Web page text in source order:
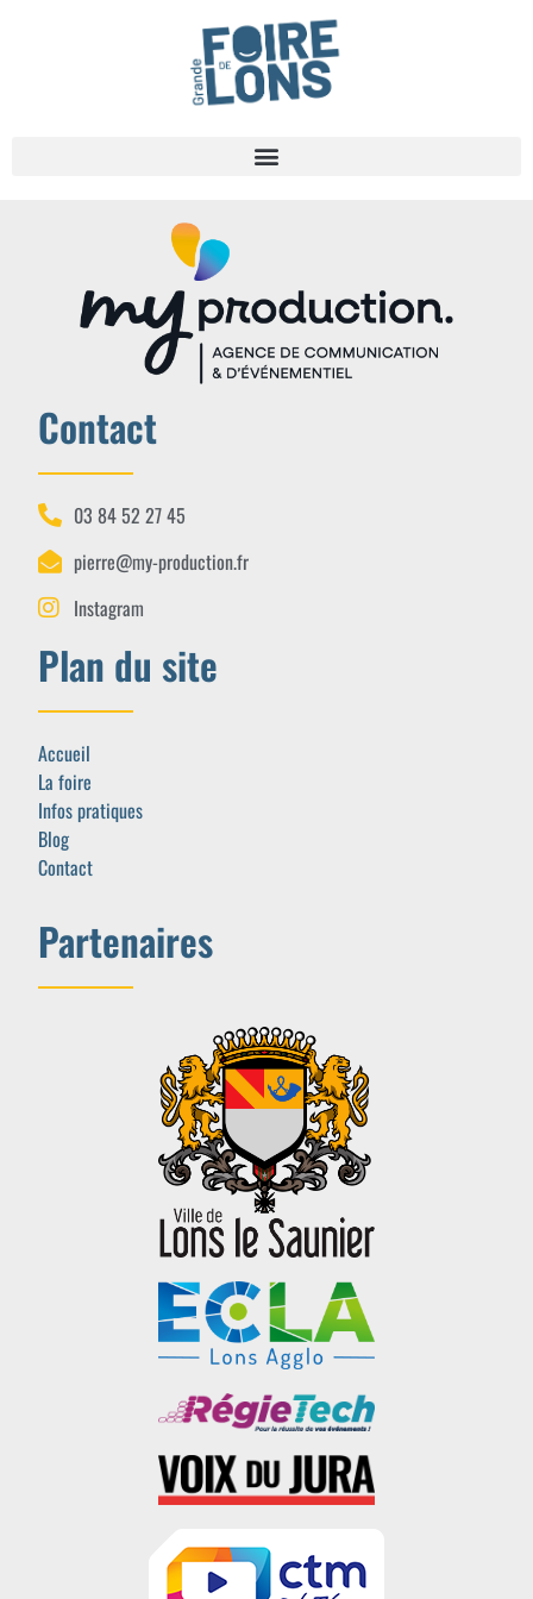
Contact
03 84 52 27 45
pierre@my-production.fr
Instagram
Plan du site
Accueil
La foire
Infos pratiques
Blog
Contact
Partenaires